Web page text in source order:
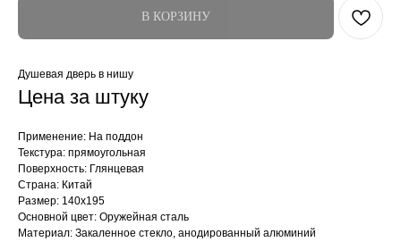
В КОРЗИНУ
Душевая дверь в нишу
Цена за штуку
Применение: На поддон
Текстура: прямоугольная
Поверхность: Глянцевая
Страна: Китай
Размер: 140x195
Основной цвет: Оружейная сталь
Материал: Закаленное стекло, анодированный алюминий